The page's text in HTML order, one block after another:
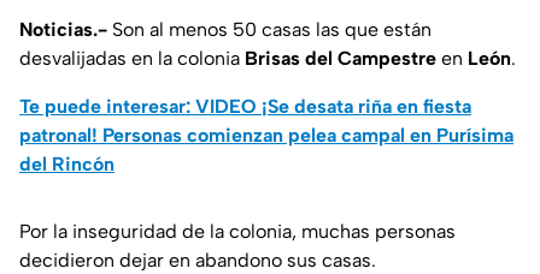
Noticias.- Son al menos 50 casas las que están
desvalijadas en la colonia Brisas del Campestre en León.
Te puede interesar: VIDEO ¡Se desata riña en fiesta
patronal! Personas comienzan pelea campal en Purísima
del Rincón
Por la inseguridad de la colonia, muchas personas
decidieron dejar en abandono sus casas.